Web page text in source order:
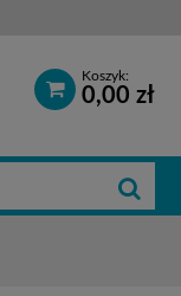
Koszyk:
0,00 zł